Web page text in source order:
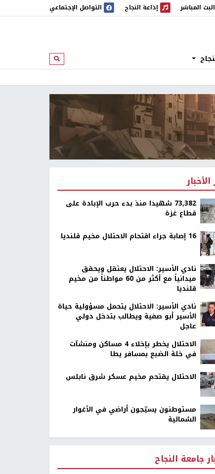
البث المباشر إذاعة النجاح
إذاعة النجاح التواصل الإجتماعي
ابحث
الأخبار
73,382 شهيدا منذ بدء حرب الإبادة على
قطاع غزة
16 إصابة جراء اقتحام الاحتلال مخيم قلنديا
نادي الأسير: الاحتلال يعتقل ويحقق
ميدانياً مع أكثر من 60 مواطناً من مخيم
قلنديا
نادي الأسير: الاحتلال يتحمل مسؤولية حياة
الأسير أبو صفية ويطالب بتدخل دولي
عاجل
الاحتلال يخطر بإخلاء 4 مساكن ومنشآت
في خلة الضبع بمسافر يطا
الاحتلال يقتحم مخيم عسكر شرق نابلس
مستوطنون يسيّجون أراضي في الأغوار
الشمالية
جامعة النجاح